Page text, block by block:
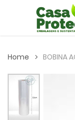
Home BOBINA